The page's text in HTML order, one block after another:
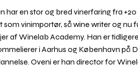
har en stor og bred vinerfaring fra +20
som vinimportør, så wine writer og nu
af Winelab Academy. Han er tidligere
i Aarhus og København på
Oveni er han director for